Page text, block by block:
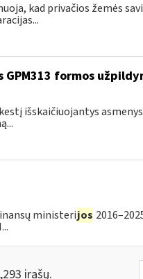
kad privačios žemės
GPM313 formos
išskaičiuojantys
ministerijos
irašų.